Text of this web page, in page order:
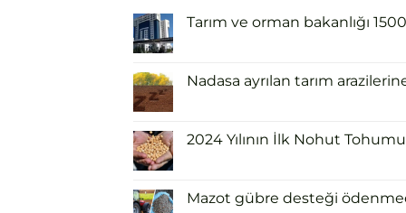
Tarım ve orman bakanlığı
Nadasa ayrılan tarım
2024 Yılının İlk Nohut
Mazot gübre desteği